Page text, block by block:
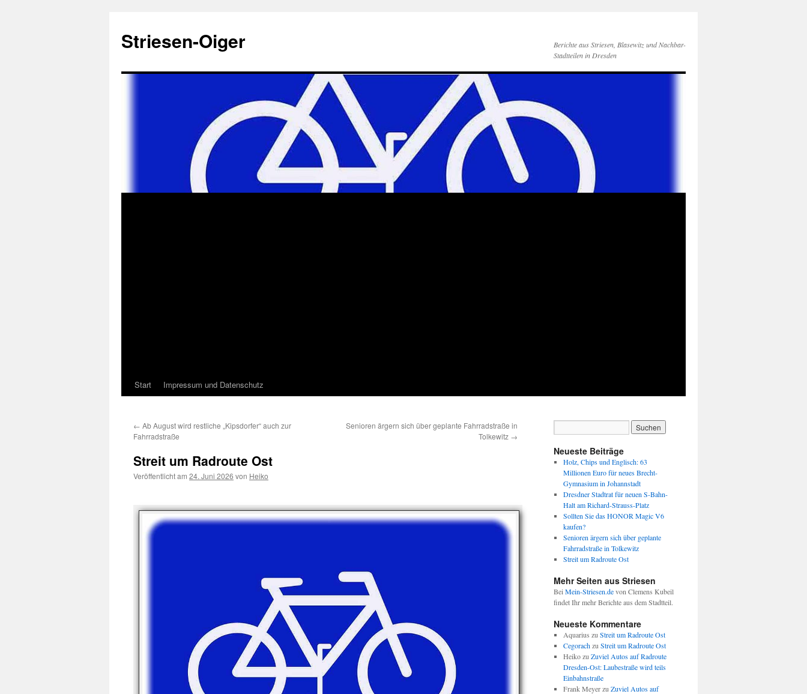
springen
Striesen-Oiger
Berichte aus Striesen, Blasewitz und Nachbar-
Stadtteilen in Dresden
Start Impressum und Datenschutz
← Ab August wird restliche „Kipsdorfer“ auch zur
Fahrradstraße
Senioren ärgern sich über geplante Fahrradstraße in
Tolkewitz →
Streit um Radroute Ost
Veröffentlicht am 24. Juni 2026 von Heiko
Neueste Beiträge
Holz, Chips und Englisch: 63
Millionen Euro für neues Brecht-
Gymnasium in Johannstadt
Dresdner Stadtrat für neuen S-Bahn-
Halt am Richard-Strauss-Platz
Sollten Sie das HONOR Magic V6
kaufen?
Senioren ärgern sich über geplante
Fahrradstraße in Tolkewitz
Streit um Radroute Ost
Mehr Seiten aus Striesen
Bei Mein-Striesen.devon Clemens Kubeil
findet Ihr mehr Berichte aus dem Stadtteil.
Neueste Kommentare
Aquarius zu Streit um Radroute Ost
Cegorachzu Streit um Radroute Ost
Heikozu Zuviel Autos auf Radroute
Dresden-Ost: Laubestraße wird teils
Einbahnstraße
Frank Meyerzu Zuviel Autos auf